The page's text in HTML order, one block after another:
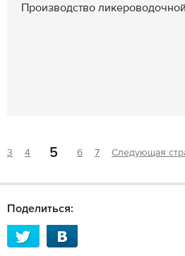
Производство
3 4 5 6 7 Следующая
Поделиться: